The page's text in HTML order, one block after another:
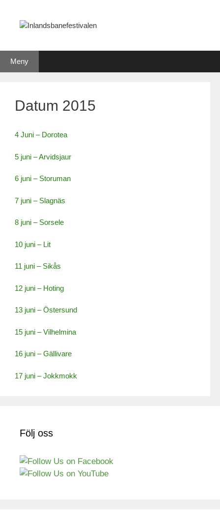
innehåll
Meny
Datum 2015
4 Juni – Dorotea
5 juni – Arvidsjaur
6 juni – Storuman
7 juni – Slagnäs
8 juni – Sorsele
10 juni – Lit
11 juni – Sikås
12 juni – Hoting
13 juni – Östersund
15 juni – Vilhelmina
16 juni – Gällivare
17 juni – Jokkmokk
Följ oss